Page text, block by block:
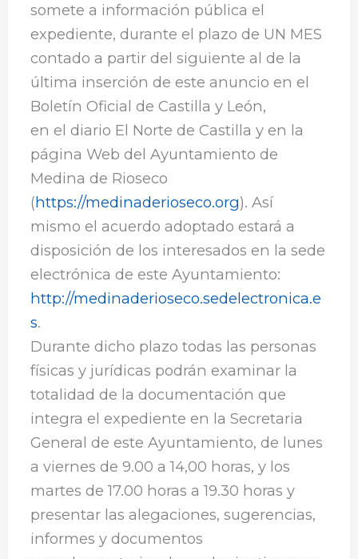
somete a información pública el
expediente, durante el plazo de UN MES
contado a partir del siguiente al de la
última inserción de este anuncio en el
Boletín Oficial de Castilla y León,
en el diario El Norte de Castilla y en la
página Web del Ayuntamiento de
Medina de Rioseco
(https://medinaderioseco.org). Así
mismo el acuerdo adoptado estará a
disposición de los interesados en la sede
electrónica de este Ayuntamiento:
http://medinaderioseco.sedelectronica.e
s.
Durante dicho plazo todas las personas
físicas y jurídicas podrán examinar la
totalidad de la documentación que
integra el expediente en la Secretaria
General de este Ayuntamiento, de lunes
a viernes de 9.00 a 14,00 horas, y los
martes de 17.00 horas a 19.30 horas y
presentar las alegaciones, sugerencias,
informes y documentos